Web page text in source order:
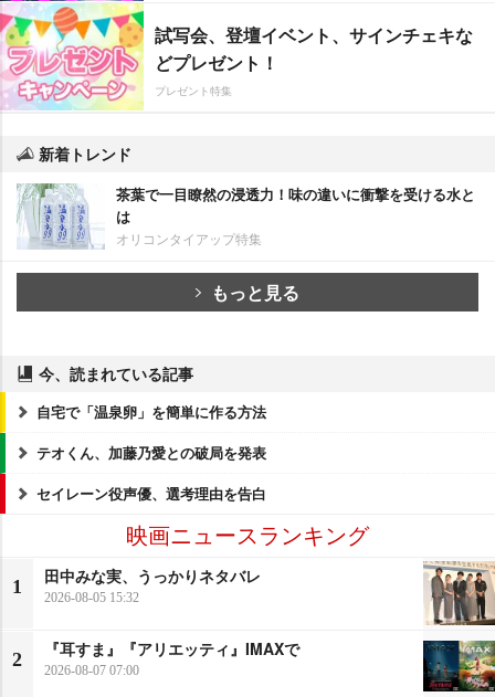
試写会、登壇イベント、サインチェキな
どプレゼント！
プレゼント特集
新着トレンド
茶葉で一目瞭然の浸透力！味の違いに衝撃を受ける水と
は
オリコンタイアップ特集
もっと見る
今、読まれている記事
自宅で「温泉卵」を簡単に作る方法
テオくん、加藤乃愛との破局を発表
セイレーン役声優、選考理由を告白
映画ニュースランキング
1
田中みな実、うっかりネタバレ
2026-08-05 15:32
2
『耳すま』『アリエッティ』IMAXで
2026-08-07 07:00